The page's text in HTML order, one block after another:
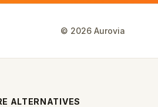
© 2026Aurovia
ALTERNATIVES